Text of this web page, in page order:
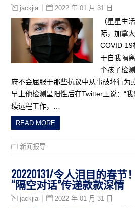
jackjia 2022 年 01 月 31 日
（星星生
际，加拿
COVID-19
于自我隔
个孩子检
府不会屈服于那些抗议中从事破坏行为
早上他检测呈阳性后在Twitter上说：“
续远程工作，…
READ MORE
新闻报导
20220131/令人泪目的春
“隔空对话”传递款款深情
jackjia 2022 年 01 月 31 日